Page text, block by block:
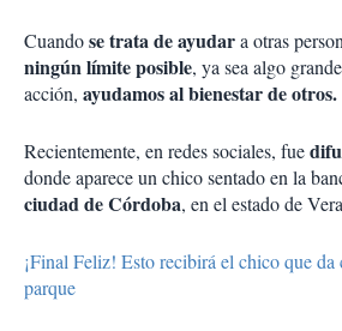
Cuandose trata de ayudara otras
ningún límite posible, ya sea algo
acción, ayudamos al bienestar de otros.
Recientemente, en redes sociales, fue
donde aparece un chico sentado en la
ciudad de Córdoba, en el estado de
¡Final Feliz! Esto recibirá el chico que da
parque